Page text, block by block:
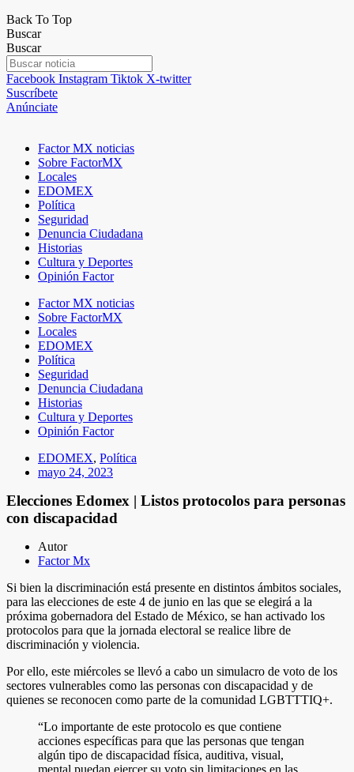
Back To Top
Buscar
Buscar
Facebook Instagram Tiktok X-twitter
Suscríbete
Anúnciate
Factor MX noticias
Sobre FactorMX
Locales
EDOMEX
Política
Seguridad
Denuncia Ciudadana
Historias
Cultura y Deportes
Opinión Factor
Factor MX noticias
Sobre FactorMX
Locales
EDOMEX
Política
Seguridad
Denuncia Ciudadana
Historias
Cultura y Deportes
Opinión Factor
EDOMEX, Política
mayo 24, 2023
Elecciones Edomex | Listos protocolos para personas
con discapacidad
Autor
Factor Mx
Si bien la discriminación está presente en distintos ámbitos sociales,
para las elecciones de este 4 de junio en las que se elegirá a la
próxima gobernadora del Estado de México, se han activado los
protocolos para que la jornada electoral se realice libre de
discriminación y violencia.
Por ello, este miércoles se llevó a cabo un simulacro de voto de los
sectores vulnerables como las personas con discapacidad y de
quienes se reconocen como parte de la comunidad LGBTTTIQ+.
“Lo importante de este protocolo es que contiene
acciones específicas para que las personas que tengan
algún tipo de discapacidad física, auditiva, visual,
mental puedan ejercer su voto sin limitaciones en las